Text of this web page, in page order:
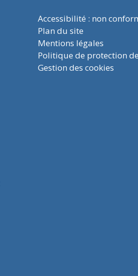
Accessibilité : non
Plan du site
Mentions légales
Politique de protection
Gestion des cookies